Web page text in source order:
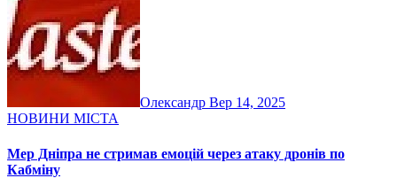
Олександр Вер 14, 2025
НОВИНИ МІСТА
Мер Дніпра не стримав емоцій через атаку дронів по
Кабміну